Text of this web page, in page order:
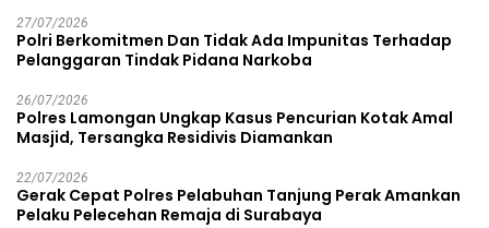
27/07/2026
Polri Berkomitmen Dan Tidak Ada Impunitas Terhadap
Pelanggaran Tindak Pidana Narkoba
26/07/2026
Polres Lamongan Ungkap Kasus Pencurian Kotak Amal
Masjid, Tersangka Residivis Diamankan
22/07/2026
Gerak Cepat Polres Pelabuhan Tanjung Perak Amankan
Pelaku Pelecehan Remaja di Surabaya